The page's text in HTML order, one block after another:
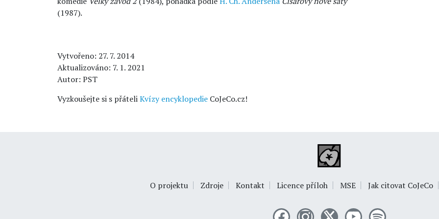
(1987).
Vytvořeno: 27. 7. 2014
Aktualizováno: 7. 1. 2021
Autor: PST
Vyzkoušejte si s přáteliKvízy encyklopedie CoJeCo.cz!
O projektu Zdroje Kontakt Licence příloh MSE Jak citovat CoJeCo